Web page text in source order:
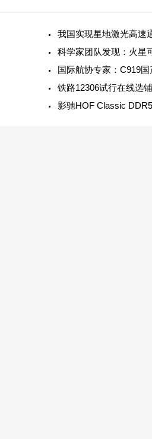
我国实现星地激光高速
科学家团队发现：火星
国际航协专家：C919
铁路12306试行在线选
影驰HOF Classic